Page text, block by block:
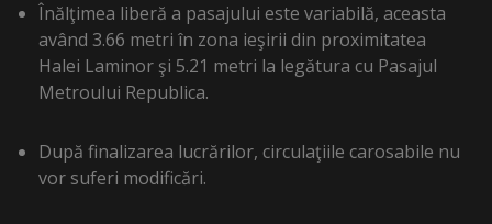
Înălţimea liberă a pasajului este variabilă, aceasta
având 3.66 metri în zona ieşirii din proximitatea
Halei Laminor şi 5.21 metri la legătura cu Pasajul
Metroului Republica.
După finalizarea lucrărilor, circulaţiile carosabile nu
vor suferi modificări.